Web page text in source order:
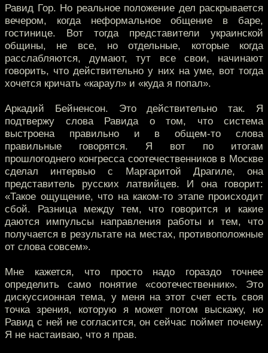
Равид Гор. Но реальное положение дел раскрывается
вечером, когда неформальное общение в баре,
гостинице. Вот тогда представители украинской
общины, не все, но отдельные, которые когда
расслабляются, думают, тут все свои, начинают
говорить, что действительно у них на уме, вот тогда
хочется кричать «караул» и «куда я попал».
Аркадий Бейненсон. Это действительно так. Я
подтвержу слова Равида о том, что система
выстроена правильно и в общем-то слова
правильные говорятся. Я вот по итогам
прошлогоднего конгресса соотечественников в Москве
сделал интервью с Маргаритой Драгиле, она
представитель русских латвийцев. И она говорит:
«Такое ощущение, что на каком-то этапе происходит
сбой. Разница между тем, что говорится и какие
даются импульсы направления работы и тем, что
получается в результате на местах, противоположные
от слова совсем».
Мне кажется, что просто надо гораздо точнее
определить само понятие «соотечественник». Это
дискуссионная тема, у меня на этот счет есть своя
точка зрения, которую я может потом выскажу, но
Равид с ней не согласится, он сейчас поймет почему.
Я не настаиваю, что я прав.